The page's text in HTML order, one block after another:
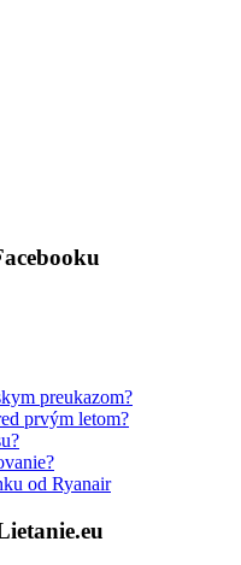
preukazom?
prvým letom?
od Ryanair